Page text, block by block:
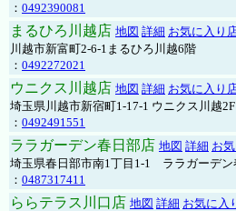
： 0492390081
まるひろ川越店 地図 詳細 お気に入り
川越市新富町2-6-1まるひろ川越6階
： 0492272021
ウニクス川越店 地図 詳細 お気に入り
埼玉県川越市新宿町1-17-1 ウニクス川越2F
： 0492491551
ララガーデン春日部店 地図 詳細 お
埼玉県春日部市南1丁目1-1 ララガーデン
： 0487317411
ららテラス川口店 地図 詳細 お気に入